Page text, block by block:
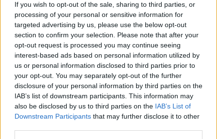
If you wish to opt-out of the sale, sharing to third parties, or
processing of your personal or sensitive information for
targeted advertising by us, please use the below opt-out
section to confirm your selection. Please note that after your
opt-out request is processed you may continue seeing
interest-based ads based on personal information utilized by
us or personal information disclosed to third parties prior to
your opt-out. You may separately opt-out of the further
disclosure of your personal information by third parties on the
IAB’s list of downstream participants. This information may
also be disclosed by us to third parties on the IAB’s List of
Downstream Participants that may further disclose it to other